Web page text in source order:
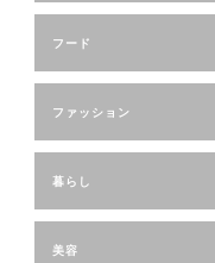
フード
ファッション
暮らし
美容